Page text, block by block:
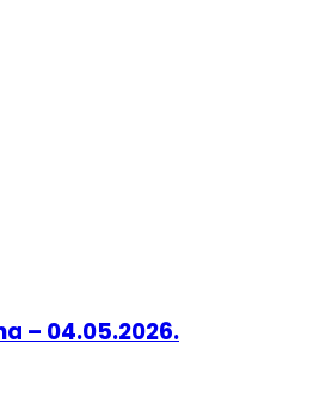
– 04.05.2026.